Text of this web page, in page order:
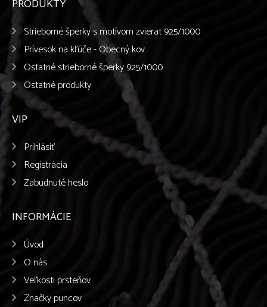
PRODUKTY
Strieborné šperky s motívom zvierat 925/1000
Prívesok na kľúče - Obecný kov
Ostatné strieborné šperky 925/1000
Ostatné produkty
VIP
Prihlásiť
Registrácia
Zabudnuté heslo
INFORMÁCIE
Úvod
O nás
Veľkosti prsteňov
Značky puncov